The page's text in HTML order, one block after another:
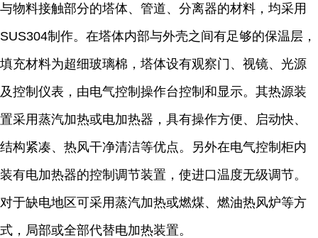
与物料接触部分的塔体、管道、分离器的材料，均采用
SUS304制作。在塔体内部与外壳之间有足够的保温层，
填充材料为超细玻璃棉，塔体设有观察门、视镜、光源
及控制仪表，由电气控制操作台控制和显示。其热源装
置采用蒸汽加热或电加热器，具有操作方便、启动快、
结构紧凑、热风干净清洁等优点。另外在电气控制柜内
装有电加热器的控制调节装置，使进口温度无级调节。
对于缺电地区可采用蒸汽加热或燃煤、燃油热风炉等方
式，局部或全部代替电加热装置。